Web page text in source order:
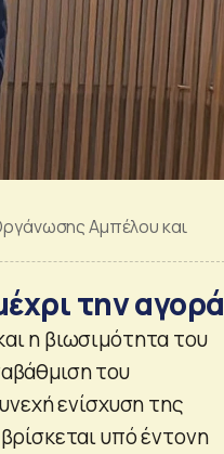
Αμπέλου και
την αγορά
η βιωσιμότητα του
του
ενίσχυση της
υπό έντονη